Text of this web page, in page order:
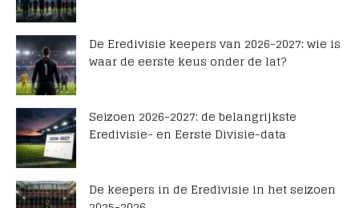
De Eredivisie keepers van 2026-2027: wie is
waar de eerste keus onder de lat?
Seizoen 2026-2027: de belangrijkste
Eredivisie- en Eerste Divisie-data
De keepers in de Eredivisie in het seizoen